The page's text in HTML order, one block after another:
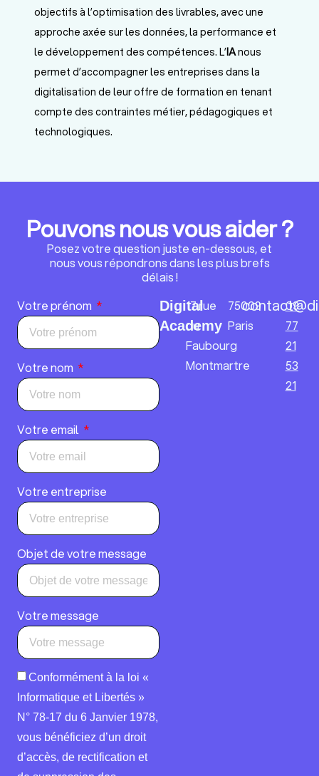
objectifs à l’optimisation des livrables, avec une
approche axée sur les données, la performance et
le développement des compétences. L’IAnous
permet d’accompagner les entreprises dans la
digitalisation de leur offre de formation en tenant
compte des contraintes métier, pédagogiques et
technologiques.
Pouvons nous vous aider ?
Posez votre question juste en-dessous, et
nous vous répondrons dans les plus brefs
délais !
Digital
Academy
17 rue
du
Faubourg
Montmartre
75009
Paris
09
77
21
53
21
Votre prénom
Votre nom
Votre email
Votre entreprise
Objet de votre message
Votre message
Conformément à la loi «
Informatique et Libertés »
N° 78-17 du 6 Janvier 1978,
vous bénéficiez d’un droit
d’accès, de rectification et